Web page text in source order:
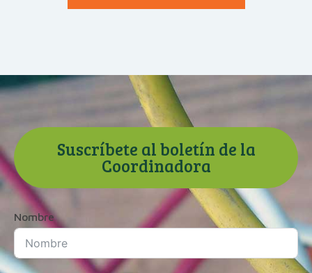
Suscríbete al boletín de la
Coordinadora
Nombre